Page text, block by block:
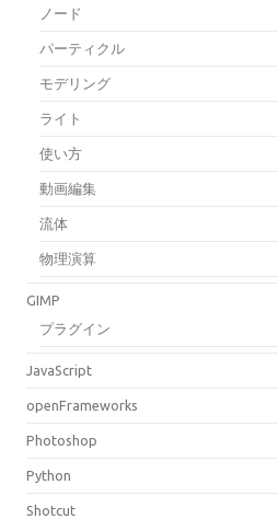
ノード
パーティクル
モデリング
ライト
使い方
動画編集
流体
物理演算
GIMP
プラグイン
JavaScript
openFrameworks
Photoshop
Python
Shotcut